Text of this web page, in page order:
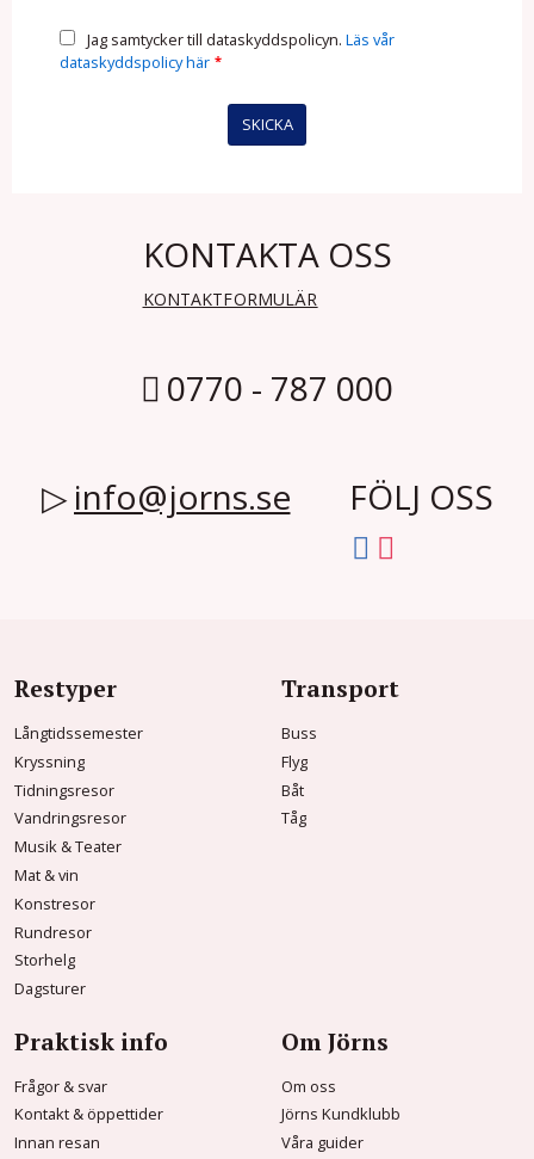
Jag samtycker till dataskyddspolicyn. Läs vår
dataskyddspolicy här *
KONTAKTA OSS
KONTAKTFORMULÄR
0770 - 787 000
info@jorns.se FÖLJ OSS
Restyper
Långtidssemester
Kryssning
Tidningsresor
Vandringsresor
Musik & Teater
Mat & vin
Konstresor
Rundresor
Storhelg
Dagsturer
Transport
Buss
Flyg
Båt
Tåg
Praktisk info
Frågor & svar
Kontakt & öppettider
Innan resan
Om Jörns
Om oss
Jörns Kundklubb
Våra guider